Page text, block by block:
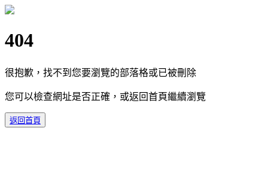
404
很抱歉，找不到您要瀏覽的部落格或已被刪除
您可以檢查網址是否正確，或返回首頁繼續瀏覽
返回首頁